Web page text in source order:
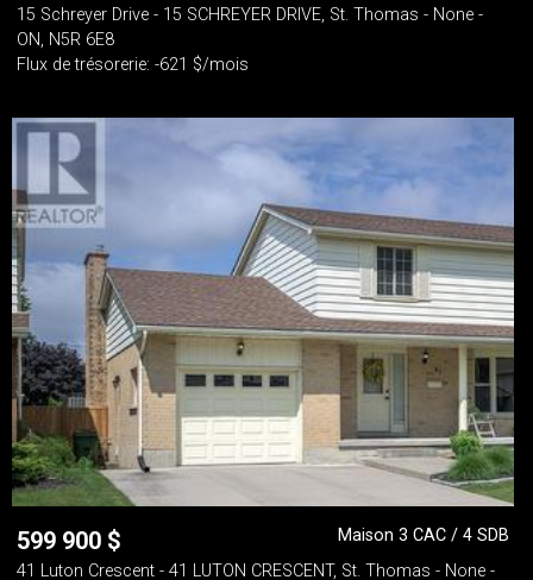
15 Schreyer Drive - 15 SCHREYER DRIVE, St. Thomas - None -
ON, N5R 6E8
Flux de trésorerie: -621 $/mois
599 900 $
Maison 3 CAC / 4 SDB
41 Luton Crescent - 41 LUTON CRESCENT, St. Thomas - None -